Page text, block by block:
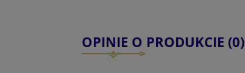
OPINIE O PRODUKCIE (0)